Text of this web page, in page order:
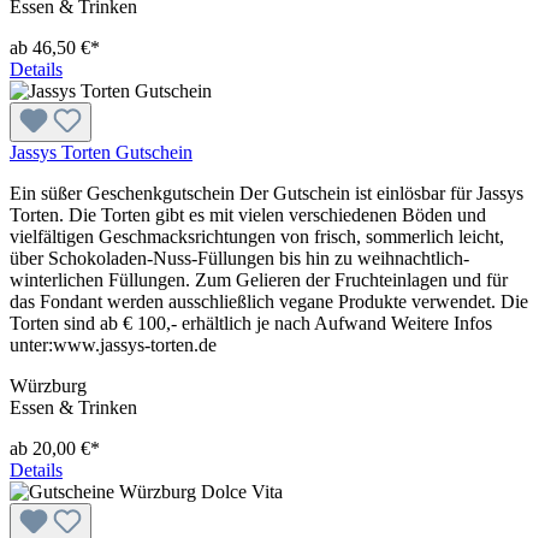
Essen & Trinken
ab 46,50 €*
Details
Jassys Torten Gutschein
Ein süßer Geschenkgutschein Der Gutschein ist einlösbar für Jassys
Torten. Die Torten gibt es mit vielen verschiedenen Böden und
vielfältigen Geschmacksrichtungen von frisch, sommerlich leicht,
über Schokoladen-Nuss-Füllungen bis hin zu weihnachtlich-
winterlichen Füllungen. Zum Gelieren der Fruchteinlagen und für
das Fondant werden ausschließlich vegane Produkte verwendet. Die
Torten sind ab € 100,- erhältlich je nach Aufwand Weitere Infos
unter:www.jassys-torten.de
Würzburg
Essen & Trinken
ab 20,00 €*
Details